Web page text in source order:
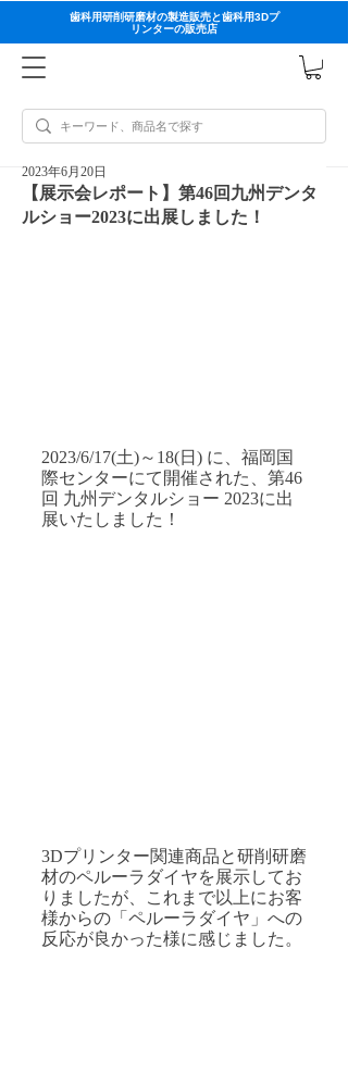
歯科用研削研磨材の製造販売と歯科用3Dプ
リンターの販売店
【展示会レポート】第46回九州デンタ
ルショー2023に出展しました！
2023年6月20日
2023/6/17(土)～18(日) に、福岡国
際センターにて開催された、第46
回 九州デンタルショー 2023に出
展いたしました！
3Dプリンター関連商品と研削研磨
材のペルーラダイヤを展示してお
りましたが、これまで以上にお客
様からの「ペルーラダイヤ」への
反応が良かった様に感じました。